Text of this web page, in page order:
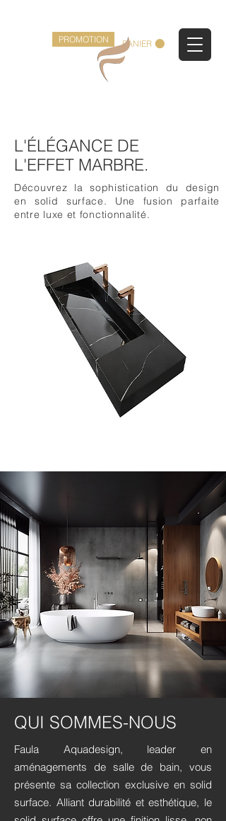
PROMOTION PANIER
L'ÉLÉGANCE DE
L'EFFET MARBRE.
Découvrez la sophistication du design
en solid surface. Une fusion parfaite
entre luxe et fonctionnalité.
QUI SOMMES-NOUS
Faula Aquadesign, leader en
aménagements de salle de bain, vous
présente sa collection exclusive en solid
surface. Alliant durabilité et esthétique, le